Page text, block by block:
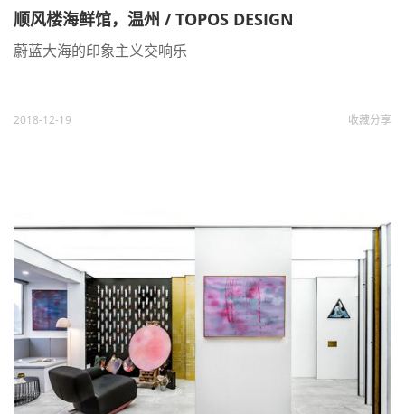
顺风楼海鲜馆，温州 / TOPOS DESIGN
蔚蓝大海的印象主义交响乐
2018-12-19 收藏分享